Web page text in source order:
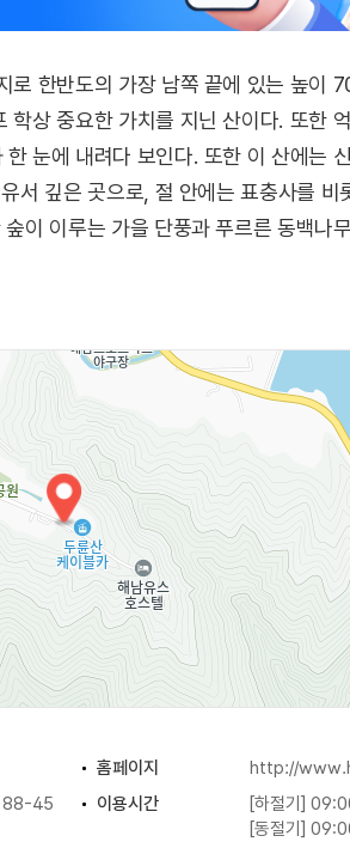
로 한반도의 가장 남쪽 끝에 있는 높이
상 중요한 가치를 지닌 산이다. 또한
눈에 내려다 보인다. 또한 이 산에는
서 깊은 곳으로, 절 안에는 표충사를
이 이루는 가을 단풍과 푸르른 동백나
홈페이지
http://
88-45 이용시간
[하절기]
[동절기]